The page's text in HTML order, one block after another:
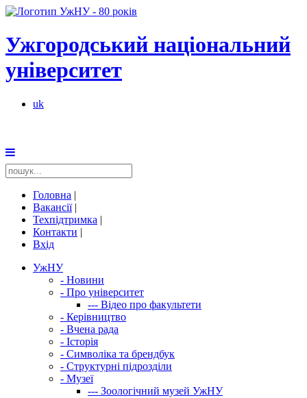
Ужгородський національний
університет
uk
Головна |
Вакансії|
Техпідтримка |
Контакти |
Вхід
УжНУ
- Новини
- Про університет
--- Відео про факультети
- Керівництво
- Вчена рада
- Історія
- Символіка та брендбук
- Структурні підрозділи
- Музеї
--- Зоологічний музей УжНУ